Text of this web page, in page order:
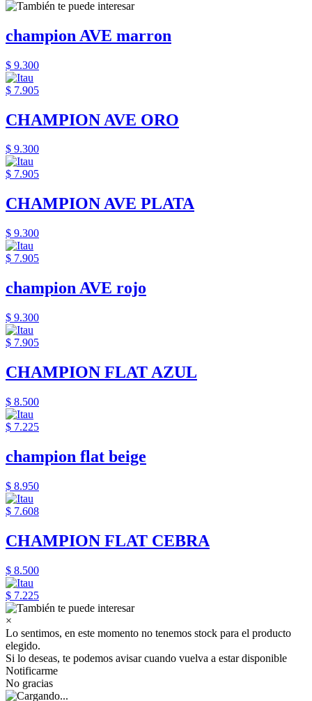
champion AVE marron
$ 9.300
$ 7.905
CHAMPION AVE ORO
$ 9.300
$ 7.905
CHAMPION AVE PLATA
$ 9.300
$ 7.905
champion AVE rojo
$ 9.300
$ 7.905
CHAMPION FLAT AZUL
$ 8.500
$ 7.225
champion flat beige
$ 8.950
$ 7.608
CHAMPION FLAT CEBRA
$ 8.500
$ 7.225
×
Lo sentimos, en este momento no tenemos stock para el producto
elegido.
Si lo deseas, te podemos avisar cuando vuelva a estar disponible
Notificarme
No gracias